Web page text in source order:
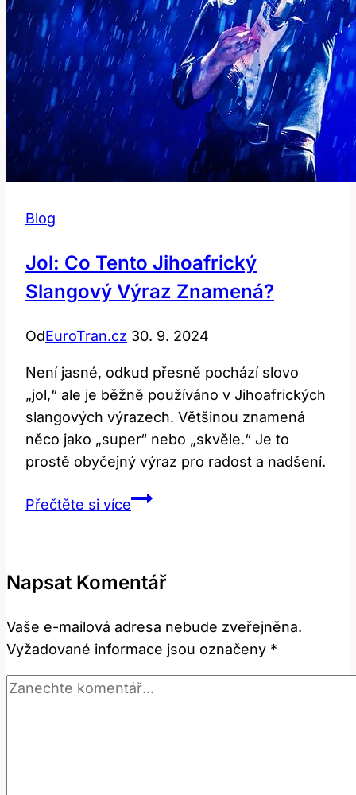
Blog
Jol: Co Tento Jihoafrický
Slangový Výraz Znamená?
OdEuroTran.cz 30. 9. 2024
Není jasné, odkud přesně pochází slovo
„jol,“ ale je běžně používáno v Jihoafrických
slangových výrazech. Většinou znamená
něco jako „super“ nebo „skvěle.“ Je to
prostě obyčejný výraz pro radost a nadšení.
Přečtěte si víceJol:
Slangový
Znamená?
Napsat Komentář
Vaše e-mailová adresa nebude zveřejněna.
Vyžadované informace jsou označeny *